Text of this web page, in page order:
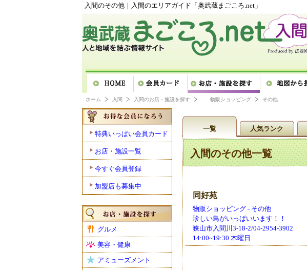
入間のその他｜入間のエリアガイド「奥武蔵まごころ.net」
ホーム 入間 入間のお店・施設を探す 物販ショッピング その他
特典いっぱい会員カード
お店・施設一覧
今すぐ会員登録
加盟店も募集中
グルメ
美容・健康
アミューズメント
一覧 人気ランク
入間のその他一覧
同好苑
物販ショッピング - その他
珍しい鳥がいっぱいいます！！
狭山市入間川3-18-2/04-2954-3902
14:00~19:30 木曜日